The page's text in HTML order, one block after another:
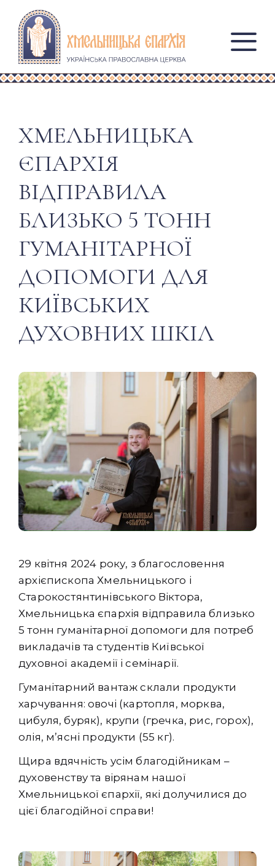
ХМЕЛЬНИЦЬКА
ЄПАРХІЯ
ВІДПРАВИЛА
БЛИЗЬКО 5 ТОНН
ГУМАНІТАРНОЇ
ДОПОМОГИ ДЛЯ
КИЇВСЬКИХ
ДУХОВНИХ ШКІЛ
29 квітня 2024 року, з благословення
архієпископа Хмельницького і
Старокостянтинівського Віктора,
Хмельницька єпархія відправила близько
5 тонн гуманітарної допомоги для потреб
викладачів та студентів Київської
духовної академії і семінарії.
Гуманітарний вантаж склали продукти
харчування: овочі (картопля, морква,
цибуля, буряк), крупи (гречка, рис, горох),
олія, мʼясні продукти (55 кг).
Щира вдячність усім благодійникам –
духовенству та вірянам нашої
Хмельницької єпархії, які долучилися до
цієї благодійної справи!